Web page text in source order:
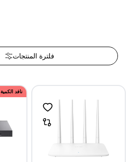
فلترة المنتجات
نافد الكمية